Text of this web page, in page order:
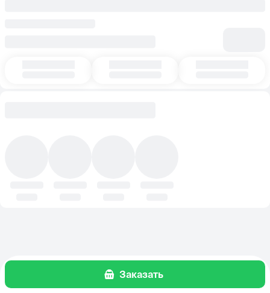
Заказать